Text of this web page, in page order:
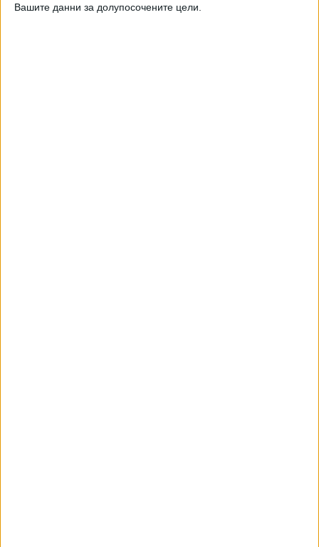
Вашите данни за долупосочените цели.
Още новини по темата